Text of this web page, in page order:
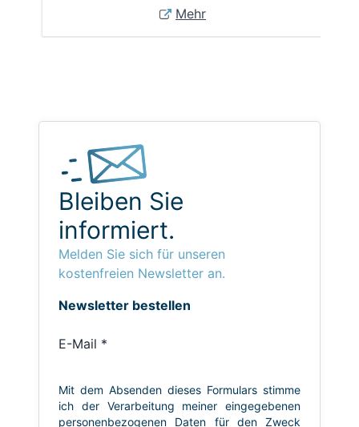
Mehr
Bleiben Sie
informiert.
Melden Sie sich für unseren
kostenfreien Newsletter an.